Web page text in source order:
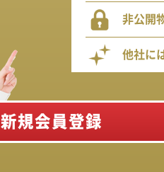
非公開
他社に
新規会員登録